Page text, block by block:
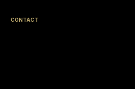
CONTACT